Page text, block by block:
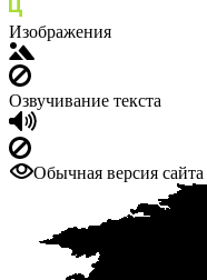
Изображения
Озвучивание текста
Обычная версия сайта